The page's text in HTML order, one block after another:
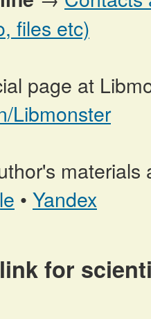
files etc)
page at
Libmonster
materials
• Yandex
for